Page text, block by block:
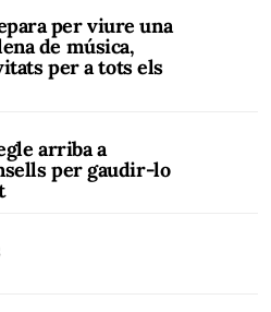
per viure una
de música,
per a tots els
arriba a
per gaudir-lo